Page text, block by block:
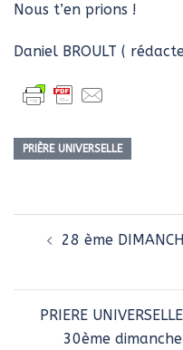
Nous t’en prions !
Daniel BROULT (
PRIÈRE UNIVERSELLE
d’article
28 ème
PRIERE
30ème